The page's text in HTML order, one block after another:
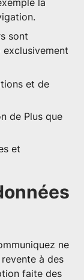
sont
et de
de Plus que
et
ne
à des
faite des